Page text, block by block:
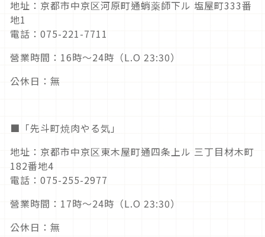
地址：京都市中京区河原町通蛸薬師下ル 塩屋町333番
地1
電話：075-221-7711
營業時間：16時～24時（L.O 23:30）
公休日：無
■「先斗町焼肉やる気」
地址：京都市中京区東木屋町通四条上ル 三丁目材木町
182番地4
電話：075-255-2977
營業時間：17時～24時（L.O 23:30）
公休日：無